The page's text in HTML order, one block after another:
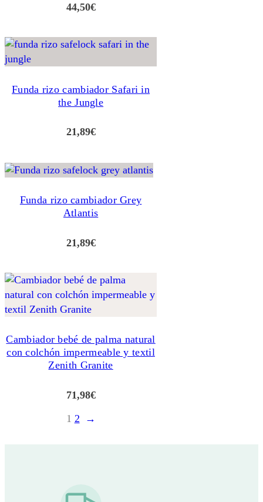
44,50€
Funda rizo cambiador Safari in
the Jungle
21,89€
Funda rizo cambiador Grey
Atlantis
21,89€
Cambiador bebé de palma natural
con colchón impermeable y textil
Zenith Granite
71,98€
1 2 →